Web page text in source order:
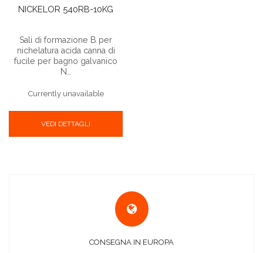
NICKELOR 540RB-10KG
Sali di formazione B per
nichelatura acida canna di
fucile per bagno galvanico
N…
Currently unavailable
VEDI DETTAGLI
CONSEGNA IN EUROPA